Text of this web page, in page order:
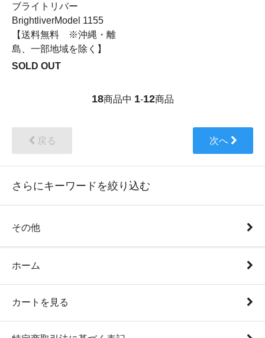
ブライトリバー
BrightliverModel 1155
【送料無料 ※沖縄・離
島、一部地域を除く】
SOLD OUT
18商品中 1-12商品
戻る 次へ
さらにキーワードを絞り込む
その他
ホーム
カートを見る